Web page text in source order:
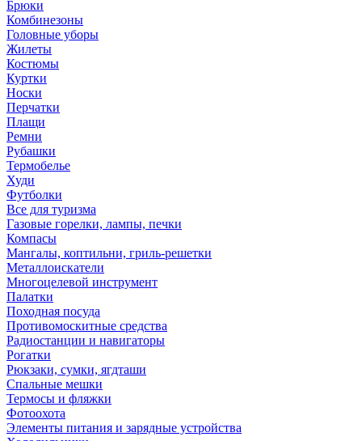
Брюки
Комбинезоны
Головные уборы
Жилеты
Костюмы
Куртки
Носки
Перчатки
Плащи
Ремни
Рубашки
Термобелье
Худи
Футболки
Все для туризма
Газовые горелки, лампы, печки
Компасы
Мангалы, коптильни, гриль-решетки
Металлоискатели
Многоцелевой инструмент
Палатки
Походная посуда
Противомоскитные средства
Радиостанции и навигаторы
Рогатки
Рюкзаки, сумки, ягдташи
Спальные мешки
Термосы и фляжки
Фотоохота
Элементы питания и зарядные устройства